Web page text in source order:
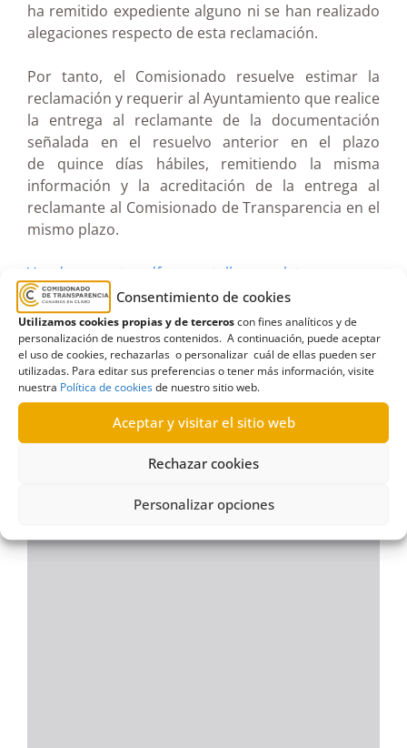
Consentimiento de cookies
Utilizamos cookies propias y de terceroscon fines analíticos y de
personalización de nuestros contenidos. A continuación, puede aceptar
el uso de cookies, rechazarlas o personalizar cuál de ellas pueden ser
utilizadas. Para editar sus preferencias o tener más información, visite
nuestra Política de cookiesde nuestro sitio web.
Aceptar y visitar el sitio web
Rechazar cookies
Personalizar opciones
ha remitido expediente alguno ni se han realizado
alegaciones respecto de esta reclamación.
Por tanto, el Comisionado resuelve estimar la
reclamación y requerir al Ayuntamiento que realice
la entrega al reclamante de la documentación
señalada en el resuelvo anterior en el plazo
de quince días hábiles, remitiendo la misma
información y la acreditación de la entrega al
reclamante al Comisionado de Transparencia en el
mismo plazo.
Ver documento pdf en pantalla completa